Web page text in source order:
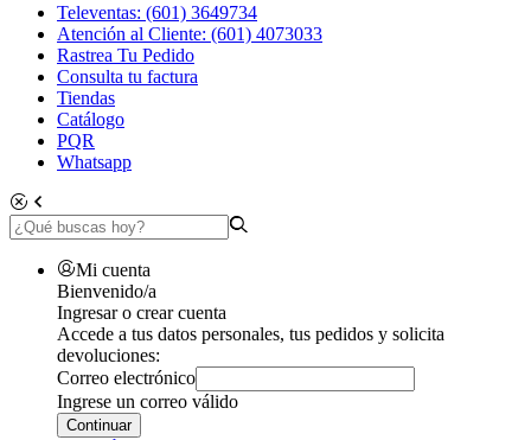
Televentas: (601) 3649734
Atención al Cliente: (601) 4073033
Rastrea Tu Pedido
Consulta tu factura
Tiendas
Catálogo
PQR
Whatsapp
Mi cuenta
Bienvenido/a
Ingresar o crear cuenta
Accede a tus datos personales, tus pedidos y solicita
devoluciones:
Correo electrónico
Ingrese un correo válido
Continuar